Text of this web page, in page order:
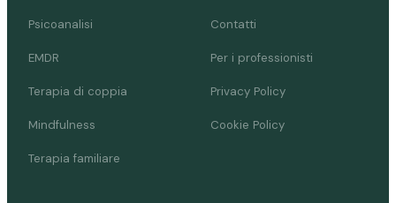
Psicoanalisi
EMDR
Terapia di coppia
Mindfulness
Terapia familiare
Contatti
Per i professionisti
Privacy Policy
Cookie Policy